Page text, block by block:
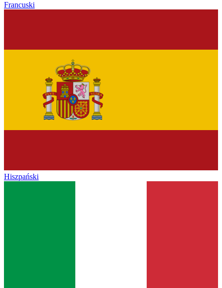
Francuski
Hiszpański